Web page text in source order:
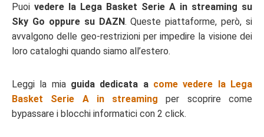
Puoi vedere la Lega Basket Serie A in streaming su
Sky Go oppure su DAZN. Queste piattaforme, però, si
avvalgono delle geo-restrizioni per impedire la visione dei
loro cataloghi quando siamo all’estero.
Leggi la mia guida dedicata a come vedere la Lega
Basket Serie A in streaming per scoprire come
bypassare i blocchi informatici con 2 click.